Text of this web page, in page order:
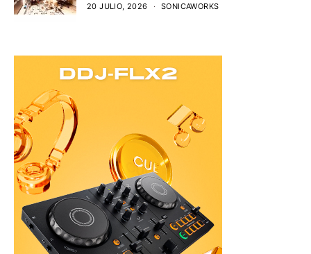
20 JULIO, 2026 SONICAWORKS